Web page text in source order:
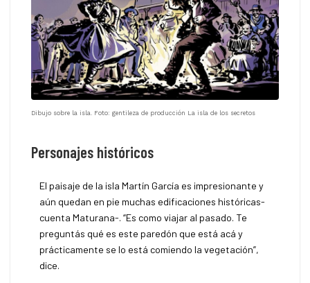
Dibujo sobre la isla. Foto: gentileza de producción La isla de los secretos
Personajes históricos
El paisaje de la isla Martín García es impresionante y
aún quedan en pie muchas edificaciones históricas-
cuenta Maturana-. “Es como viajar al pasado. Te
preguntás qué es este paredón que está acá y
prácticamente se lo está comiendo la vegetación”,
dice.